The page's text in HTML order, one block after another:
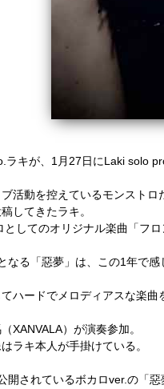
ラキが、1月27日にLaki solo
活動を控えているモンスト
してきたラキ。
としてのオリジナル楽曲「フ
なる「惡夢」は、この1年で
ハードでメロディアスな楽曲
XANVALA）が演奏参加。
ラキ本人が手掛けている。
開されているボカロver.の「